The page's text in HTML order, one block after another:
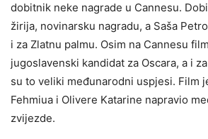
dobitnik neke nagrade u Cannesu.
žirija, novinarsku nagradu, a Saša
i za Zlatnu palmu. Osim na Cannesu
jugoslavenski kandidat za Oscara, a i
su to veliki međunarodni uspjesi. Film
Fehmiua i Olivere Katarine napravio
zvijezde.